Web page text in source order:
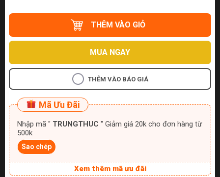
THÊM VÀO GIỎ
MUA NGAY
THÊM VÀO BÁO GIÁ
Mã Ưu Đãi
Nhập mã " TRUNGTHUC " Giảm giá 20k cho đơn hàng từ
500k
Sao chép
Xem thêm mã ưu đãi